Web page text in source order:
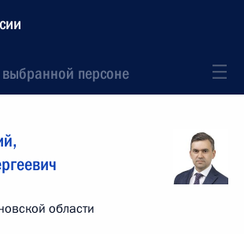
персоне
,
области